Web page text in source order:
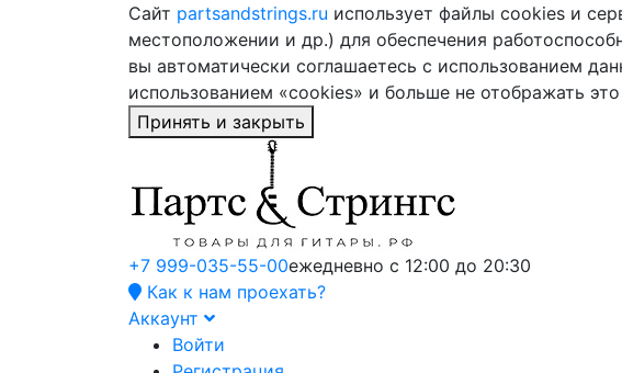
Сайт partsandstrings.ru использует файлы cookies и
местоположении и др.) для обеспечения
вы автоматически соглашаетесь с использованием
использованием «cookies» и больше не отображать
Принять и закрыть
+7 999-035-55-00ежедневно с 12:00 до 20:30
Как к нам проехать?
Аккаунт
Войти